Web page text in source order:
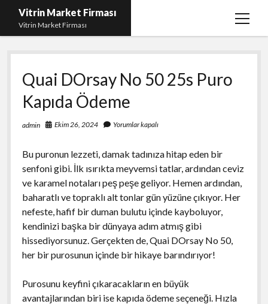
Vitrin Market Firması
Vitrin Market Firması
menüyü
En İyi Tumblr Takipçi Hilesi
iPhone için Instagram Gizli Hesap Görme
Liste
Reels Beğeni Yükleme Hilesi
Sayfa Listesi
Quai DOrsay No 50 25s Puro
Kapıda Ödeme
admin Ekim 26, 2024 Yorumlar kapalı
Bu puronun lezzeti, damak tadınıza hitap eden bir
senfoni gibi. İlk ısırıkta meyvemsi tatlar, ardından ceviz
ve karamel notaları peş peşe geliyor. Hemen ardından,
baharatlı ve topraklı alt tonlar gün yüzüne çıkıyor. Her
nefeste, hafif bir duman bulutu içinde kayboluyor,
kendinizi başka bir dünyaya adım atmış gibi
hissediyorsunuz. Gerçekten de, Quai DOrsay No 50,
her bir purosunun içinde bir hikaye barındırıyor!
Purosunu keyfini çıkaracakların en büyük
avantajlarından biri ise kapıda ödeme seçeneği. Hızla